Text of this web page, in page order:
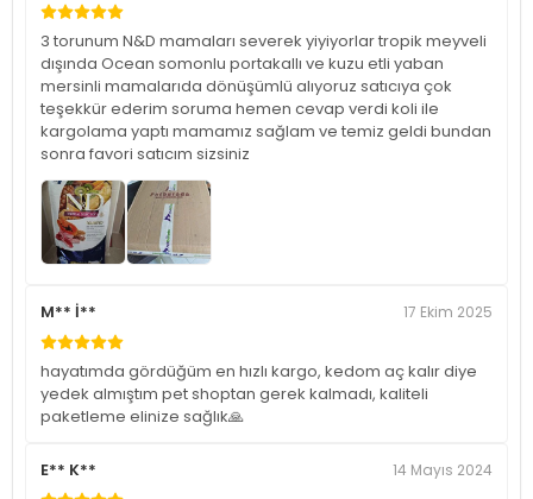
3 torunum N&D mamaları severek yiyiyorlar tropik meyveli
dışında Ocean somonlu portakallı ve kuzu etli yaban
mersinli mamalarıda dönüşümlü alıyoruz satıcıya çok
teşekkür ederim soruma hemen cevap verdi koli ile
kargolama yaptı mamamız sağlam ve temiz geldi bundan
sonra favori satıcım sizsiniz
M** İ** 17 Ekim 2025
hayatımda gördüğüm en hızlı kargo, kedom aç kalır diye
yedek almıştım pet shoptan gerek kalmadı, kaliteli
paketleme elinize sağlık🙏
E** K** 14 Mayıs 2024